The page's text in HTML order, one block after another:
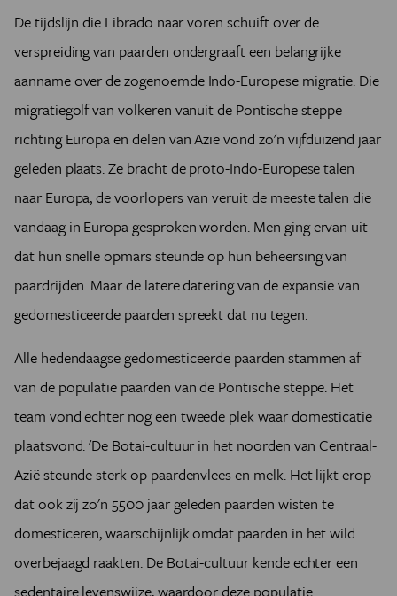
De tijdslijn die Librado naar voren schuift over de
verspreiding van paarden ondergraaft een belangrijke
aanname over de zogenoemde Indo-Europese migratie. Die
migratiegolf van volkeren vanuit de Pontische steppe
richting Europa en delen van Azië vond zo'n vijfduizend jaar
geleden plaats. Ze bracht de proto-Indo-Europese talen
naar Europa, de voorlopers van veruit de meeste talen die
vandaag in Europa gesproken worden. Men ging ervan uit
dat hun snelle opmars steunde op hun beheersing van
paardrijden. Maar de latere datering van de expansie van
gedomesticeerde paarden spreekt dat nu tegen.
Alle hedendaagse gedomesticeerde paarden stammen af
van de populatie paarden van de Pontische steppe. Het
team vond echter nog een tweede plek waar domesticatie
plaatsvond. 'De Botai-cultuur in het noorden van Centraal-
Azië steunde sterk op paardenvlees en melk. Het lijkt erop
dat ook zij zo'n 5500 jaar geleden paarden wisten te
domesticeren, waarschijnlijk omdat paarden in het wild
overbejaagd raakten. De Botai-cultuur kende echter een
sedentaire levenswijze, waardoor deze populatie